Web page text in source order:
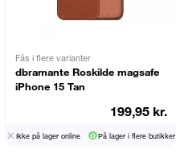
Fås i flere varianter
dbramante Roskilde magsafe
iPhone 15 Tan
199,95 kr.
Ikke på lager online På lager i flere butikker